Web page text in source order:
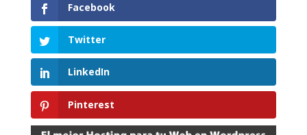
Facebook
Twitter
LinkedIn
Pinterest